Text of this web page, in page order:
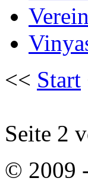
<< Start
Seite 2
© 2009